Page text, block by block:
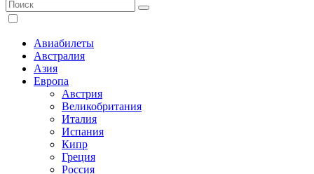
Авиабилеты
Австралия
Азия
Европа
Австрия
Великобритания
Италия
Испания
Кипр
Греция
Россия